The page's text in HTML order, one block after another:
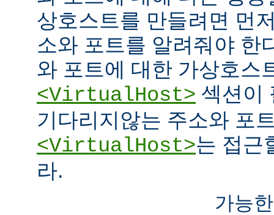
상호스트를 만들려면 먼
소와 포트를 알려줘야 한
와 포트에 대한 가상호스
<VirtualHost> 섹션이
기다리지않는 주소와 포
<VirtualHost>는 접근
라.
가능